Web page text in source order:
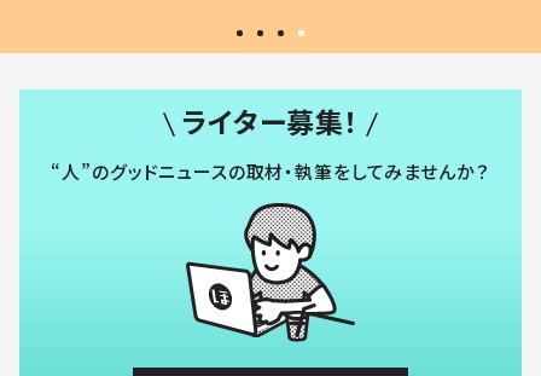
ライター募集！
“人”のグッドニュースの取材・執筆をしてみませんか？